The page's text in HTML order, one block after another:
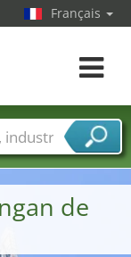
de
Français
Toggle
de foire